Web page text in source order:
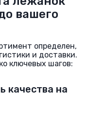
вашего
определен,
и доставки.
ключевых шагов:
качества на